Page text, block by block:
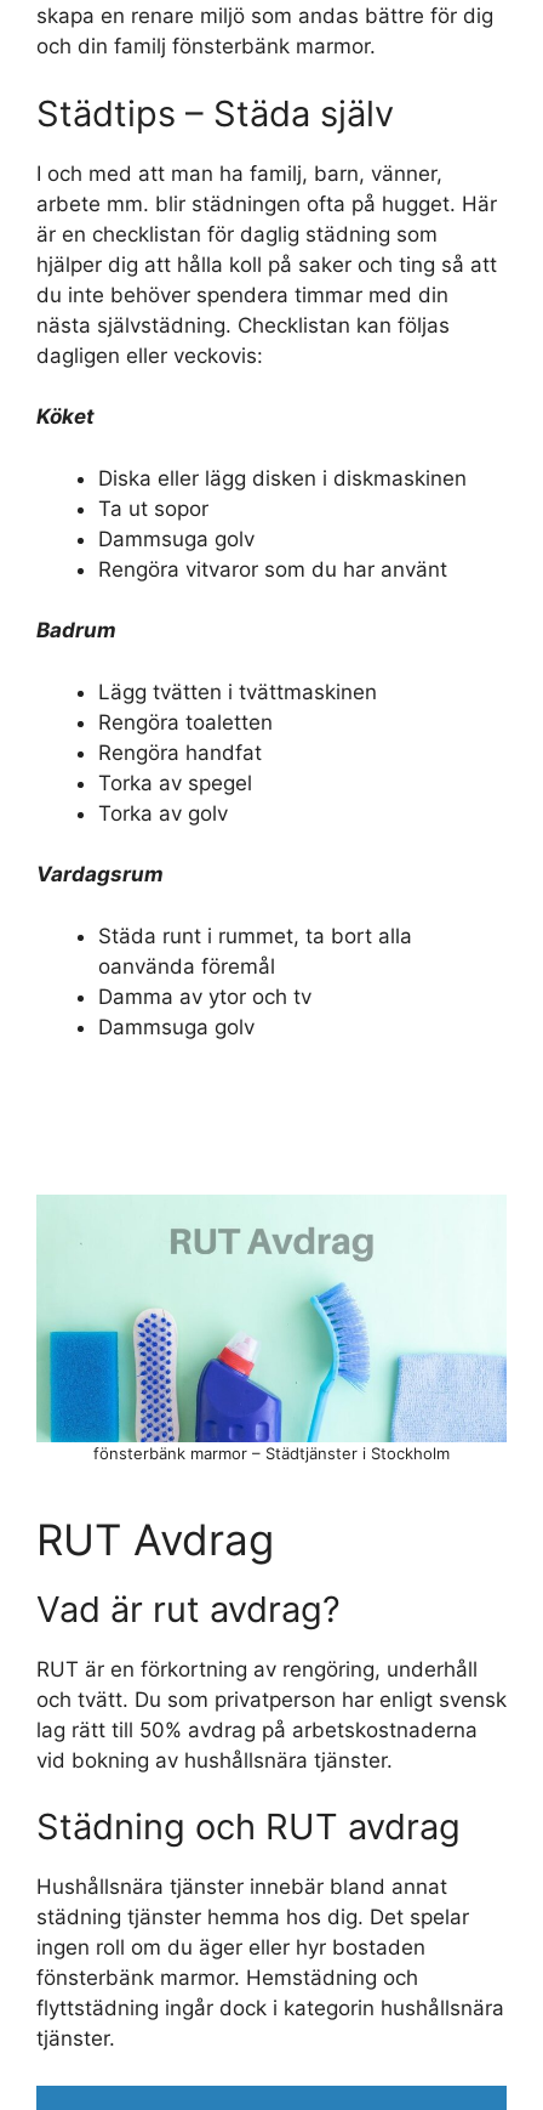
skapa en renare miljö som andas bättre för dig
och din familj fönsterbänk marmor.
Städtips – Städa själv
I och med att man ha familj, barn, vänner,
arbete mm. blir städningen ofta på hugget. Här
är en checklistan för daglig städning som
hjälper dig att hålla koll på saker och ting så att
du inte behöver spendera timmar med din
nästa självstädning. Checklistan kan följas
dagligen eller veckovis:
Köket
Diska eller lägg disken i diskmaskinen
Ta ut sopor
Dammsuga golv
Rengöra vitvaror som du har använt
Badrum
Lägg tvätten i tvättmaskinen
Rengöra toaletten
Rengöra handfat
Torka av spegel
Torka av golv
Vardagsrum
Städa runt i rummet, ta bort alla
oanvända föremål
Damma av ytor och tv
Dammsuga golv
RUT Avdrag
Vad är rut avdrag?
RUT är en förkortning av rengöring, underhåll
och tvätt. Du som privatperson har enligt svensk
lag rätt till 50% avdrag på arbetskostnaderna
vid bokning av hushållsnära tjänster.
Städning och RUT avdrag
Hushållsnära tjänster innebär bland annat
städning tjänster hemma hos dig. Det spelar
ingen roll om du äger eller hyr bostaden
fönsterbänk marmor. Hemstädning och
flyttstädning ingår dock i kategorin hushållsnära
tjänster.
fönsterbänk marmor – Städtjänster i Stockholm